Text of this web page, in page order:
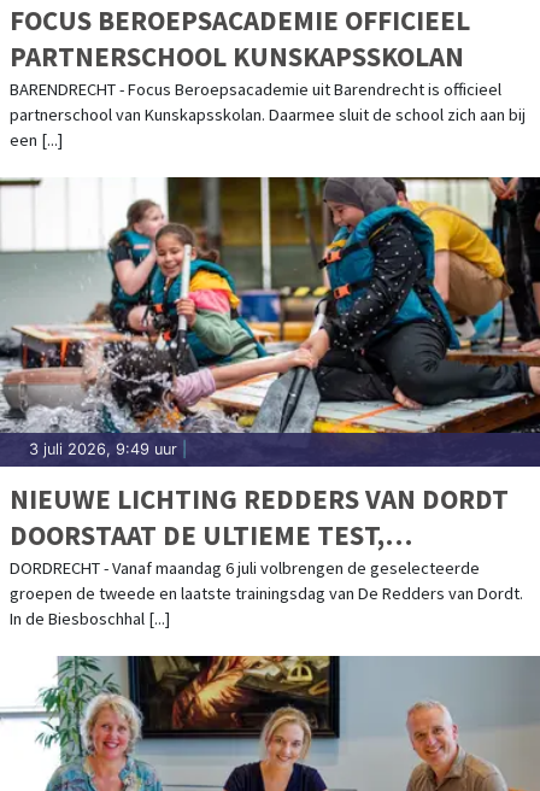
FOCUS BEROEPSACADEMIE OFFICIEEL
PARTNERSCHOOL KUNSKAPSSKOLAN
BARENDRECHT - Focus Beroepsacademie uit Barendrecht is officieel
partnerschool van Kunskapsskolan. Daarmee sluit de school zich aan bij
een [...]
3 juli 2026, 9:49 uur
NIEUWE LICHTING REDDERS VAN DORDT
DOORSTAAT DE ULTIEME TEST,
GESELECTEERDE GROEPEN SLUITEN
TRAINING AF VAN 6 TOT EN MET 10 JULI
DORDRECHT - Vanaf maandag 6 juli volbrengen de geselecteerde
groepen de tweede en laatste trainingsdag van De Redders van Dordt.
In de Biesboschhal [...]